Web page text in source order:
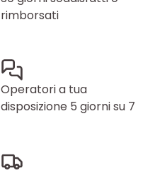
rimborsati
Operatori a tua
disposizione 5 giorni su 7